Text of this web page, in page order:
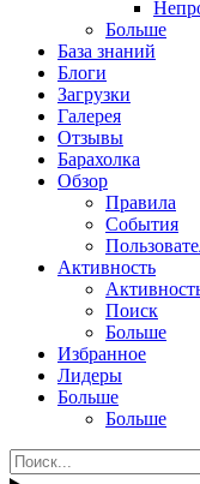
Больше
База знаний
Блоги
Загрузки
Галерея
Отзывы
Барахолка
Обзор
Правила
События
Активность
Поиск
Больше
Избранное
Лидеры
Больше
Больше